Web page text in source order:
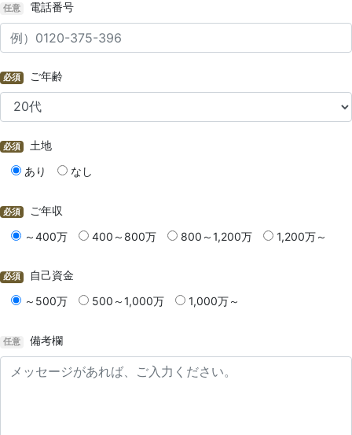
任意 電話番号
必須 ご年齢
必須
土地
あり
なし
必須
ご年収
～400万
400～800万 800～1,200万 1,200万～
必須
自己資金
～500万
500～1,000万 1,000万～
任意 備考欄